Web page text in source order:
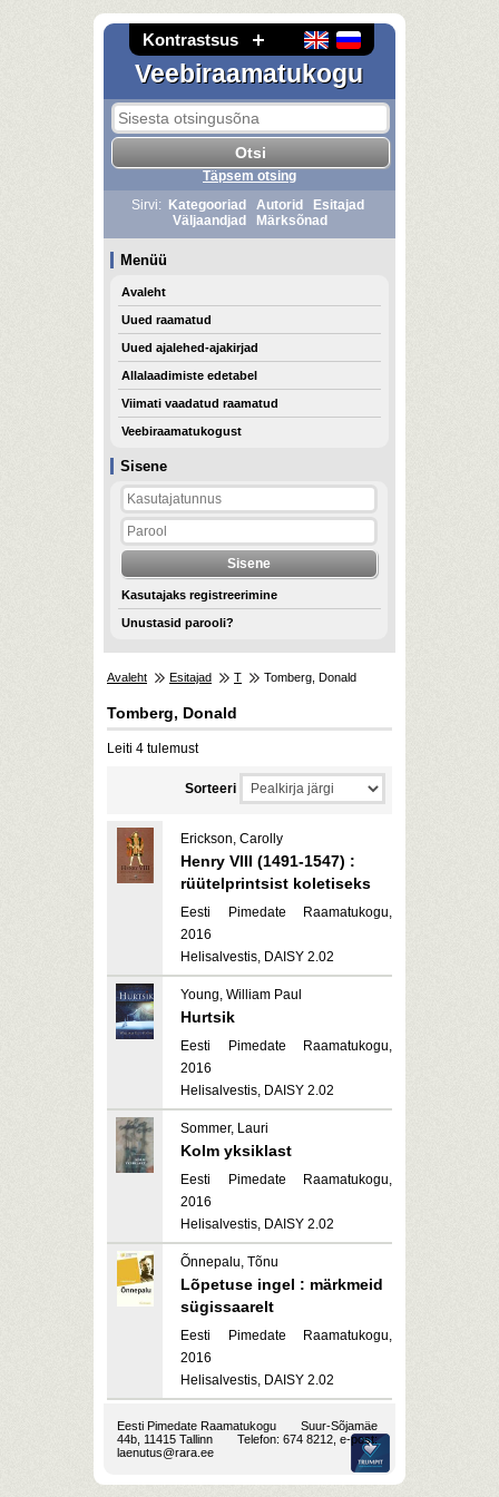
Kontrastsus
Veebiraamatukogu
Sisene
Kasutajaks registreerimine
Unustasid parooli?
Täpsem otsing
Sirvi:
Kategooriad Autorid
Esitajad
Väljaandjad
Märksõnad
Menüü
Avaleht
Uued raamatud
Uued ajalehed-ajakirjad
Allalaadimiste edetabel
Viimati vaadatud raamatud
Veebiraamatukogust
Avaleht Esitajad T Tomberg, Donald
Tomberg, Donald
Leiti 4 tulemust
Sorteeri
Erickson, Carolly
Henry VIII (1491-1547) :
rüütelprintsist koletiseks
Eesti Pimedate Raamatukogu,
2016
Helisalvestis, DAISY 2.02
Young, William Paul
Hurtsik
Eesti Pimedate Raamatukogu,
2016
Helisalvestis, DAISY 2.02
Sommer, Lauri
Kolm yksiklast
Eesti Pimedate Raamatukogu,
2016
Helisalvestis, DAISY 2.02
Õnnepalu, Tõnu
Lõpetuse ingel : märkmeid
sügissaarelt
Eesti Pimedate Raamatukogu,
2016
Helisalvestis, DAISY 2.02
Eesti Pimedate Raamatukogu
Suur-Sõjamäe
44b, 11415 Tallinn
Telefon: 674 8212, e-post:
laenutus@rara.ee